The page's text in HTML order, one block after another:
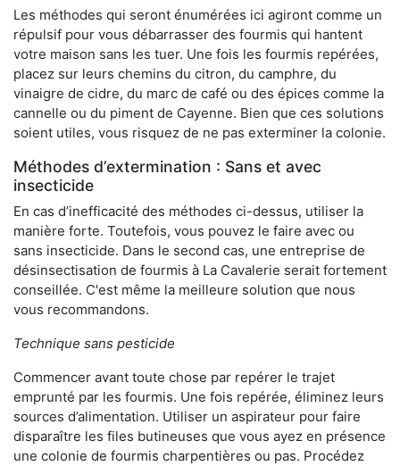
Les méthodes qui seront énumérées ici agiront comme un
répulsif pour vous débarrasser des fourmis qui hantent
votre maison sans les tuer. Une fois les fourmis repérées,
placez sur leurs chemins du citron, du camphre, du
vinaigre de cidre, du marc de café ou des épices comme la
cannelle ou du piment de Cayenne. Bien que ces solutions
soient utiles, vous risquez de ne pas exterminer la colonie.
Méthodes d’extermination : Sans et avec
insecticide
En cas d’inefficacité des méthodes ci-dessus, utiliser la
manière forte. Toutefois, vous pouvez le faire avec ou
sans insecticide. Dans le second cas, une entreprise de
désinsectisation de fourmis à La Cavalerie serait fortement
conseillée. C'est même la meilleure solution que nous
vous recommandons.
Technique sans pesticide
Commencer avant toute chose par repérer le trajet
emprunté par les fourmis. Une fois repérée, éliminez leurs
sources d’alimentation. Utiliser un aspirateur pour faire
disparaître les files butineuses que vous ayez en présence
une colonie de fourmis charpentières ou pas. Procédez